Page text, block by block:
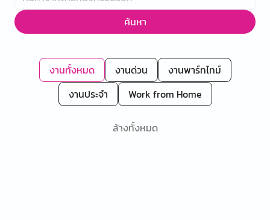
ค้นหา
งานทั้งหมด งานด่วน
งานพาร์ทไทม์
งานประจำ
Work from Home
ล้างทั้งหมด